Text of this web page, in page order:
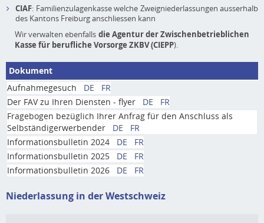
CIAF: Familienzulagenkasse welche Zweigniederlassungen ausserhalb
des Kantons Freiburg anschliessen kann
Wir verwalten ebenfalls die Agentur der Zwischenbetrieblichen
Kasse für berufliche Vorsorge ZKBV (CIEPP).
Dokument
Aufnahmegesuch DE
FR
Der FAV zu Ihren Diensten - flyer DE
FR
Fragebogen bezüglich Ihrer Anfrag für den Anschluss als
Selbständigerwerbender DE
FR
Informationsbulletin 2024 DE
FR
Informationsbulletin 2025 DE
FR
Informationsbulletin 2026 DE FR
Niederlassung in der Westschweiz